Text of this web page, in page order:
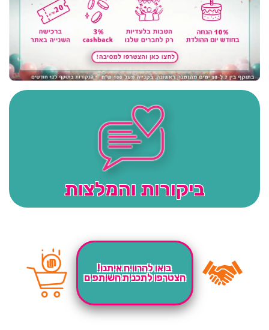
ביקורות והמלצות
בואו להרוויח איתנו!
הצטרפו לתכנית השותפים